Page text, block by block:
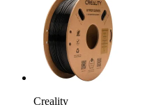
Creality